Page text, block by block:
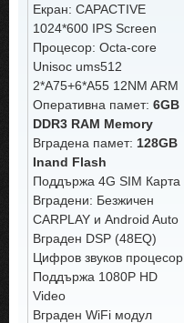
Екран: CAPACTIVE
1024*600 IPS Screen
Процесор: Octa-core
Unisoc ums512
2*A75+6*A55 12NM ARM
Оперативна памет: 6GB
DDR3 RAM Memory
Вградена памет: 128GB
Inand Flash
Поддържа 4G SIM Карта
Вградени: Безжичен
CARPLAY и Android Auto
Вграден DSP (48EQ)
Цифров звуков процесор
Поддържа 1080P HD
Video
Вграден WiFi модул